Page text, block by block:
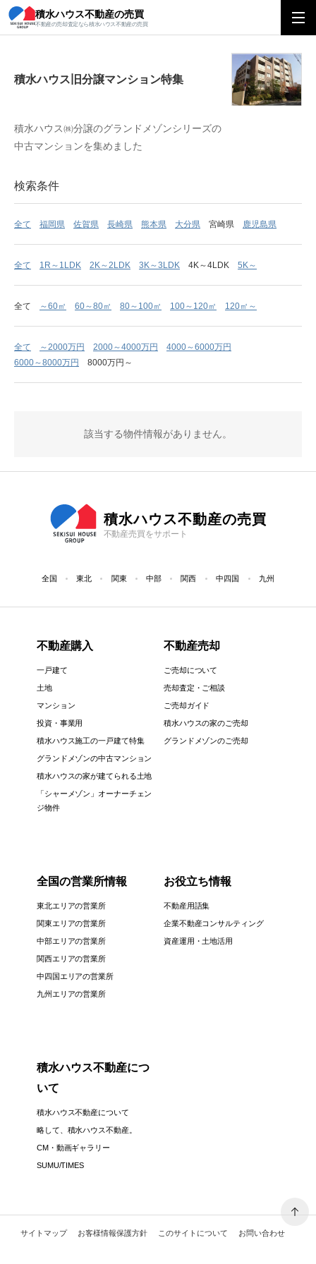
積水ハウス不動産の売買
不動産の売却査定なら積水ハウス不動産の売買
積水ハウス旧分譲マンション特集
積水ハウス旧分譲マンション特集
積水ハウス㈱分譲のグランドメゾンシリーズの
中古マンションを集めました
検索条件
全て 福岡県 佐賀県 長崎県 熊本県 大分県 宮崎県 鹿児島県
全て 1R～1LDK 2K～2LDK 3K～3LDK 4K～4LDK 5K～
全て ～60㎡ 60～80㎡ 80～100㎡ 100～120㎡ 120㎡～
全て ～2000万円 2000～4000万円
4000～6000万円
6000～8000万円
8000万円～
該当する物件情報がありません。
積水ハウス不動産の売買
不動産売買をサポート
全国 東北 関東 中部 関西 中四国 九州
不動産購入
一戸建て
土地
マンション
投資・事業用
積水ハウス施工の一戸建て特集
グランドメゾンの中古マンション
積水ハウスの家が建てられる土地
「シャーメゾン」オーナーチェン
ジ物件
不動産売却
ご売却について
売却査定・ご相談
ご売却ガイド
積水ハウスの家のご売却
グランドメゾンのご売却
全国の営業所情報
東北エリアの営業所
関東エリアの営業所
中部エリアの営業所
関西エリアの営業所
中四国エリアの営業所
九州エリアの営業所
お役立ち情報
不動産用語集
企業不動産コンサルティング
資産運用・土地活用
積水ハウス不動産につ
いて
積水ハウス不動産について
略して、積水ハウス不動産。
CM・動画ギャラリー
SUMU/TIMES
サイトマップ お客様情報保護方針 このサイトについて お問い合わせ